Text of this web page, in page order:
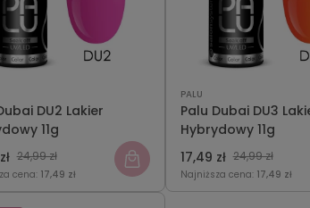
DU2 Lakier
11g
24,99 zł
cena: 17,49 zł
PALU
Palu Dubai DU3
Hybrydowy 11g
17,49 zł 24,99 zł
Najniższa cena: 17,49 zł